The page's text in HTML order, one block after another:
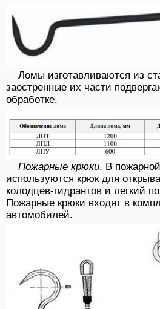
Ломы изготавливаются из
заостренные их части
обработке.
Пожарные крюки. В
используются крюк для
колодцев-гидрантов и легкий
Пожарные крюки входят в
автомобилей.